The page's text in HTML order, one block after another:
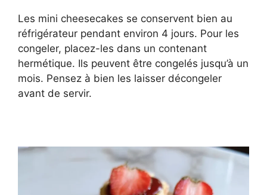
Les mini cheesecakes se conservent bien au
réfrigérateur pendant environ 4 jours. Pour les
congeler, placez-les dans un contenant
hermétique. Ils peuvent être congelés jusqu’à un
mois. Pensez à bien les laisser décongeler
avant de servir.